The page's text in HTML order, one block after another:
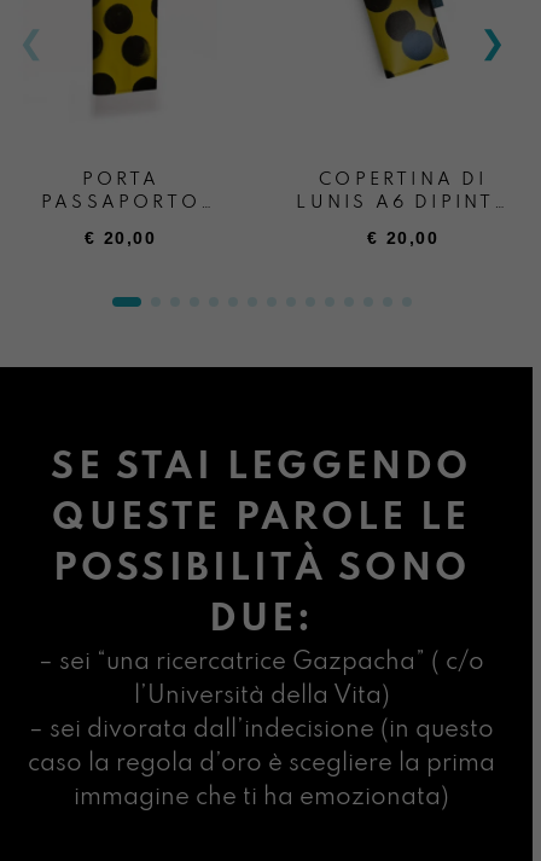
PORTA
PASSAPORTO
LUNATICA
€ 20,00
COPERTINA DI
LUNIS A6 DIPINTA
LUNATICA
€ 20,00
SE STAI LEGGENDO
QUESTE PAROLE LE
POSSIBILITÀ SONO
DUE:
– sei “una ricercatrice Gazpacha” ( c/o
l’Università della Vita)
– sei divorata dall’indecisione (in questo
caso la regola d’oro è scegliere la prima
immagine che ti ha emozionata)